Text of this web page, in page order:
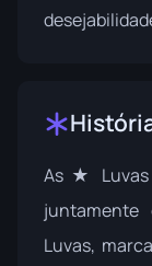
As ★ Luvas
Luvas,